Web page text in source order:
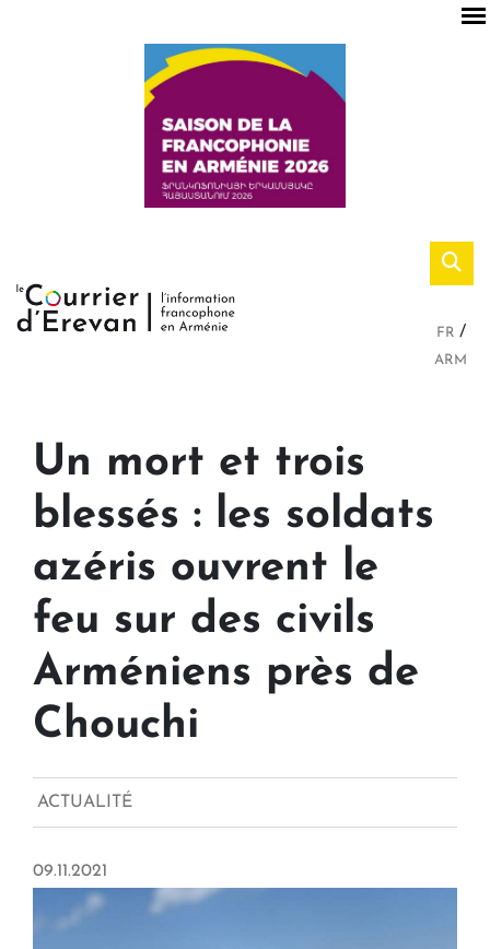
FR
ARM
Un mort et trois
blessés : les soldats
azéris ouvrent le
feu sur des civils
Arméniens près de
Chouchi
ACTUALITÉ
09.11.2021